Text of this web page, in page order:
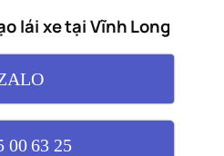
lái xe tại Vĩnh Long
00 63 25